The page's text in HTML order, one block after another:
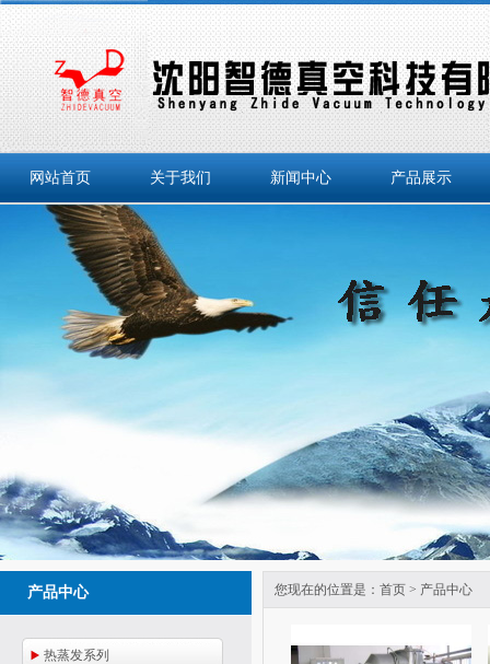
网站首页 关于我们 新闻中心 产品展示
产品中心
热蒸发系列
您现在的位置是： 首页 > 产品中心